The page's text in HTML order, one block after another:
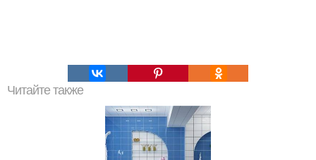
Читайте также